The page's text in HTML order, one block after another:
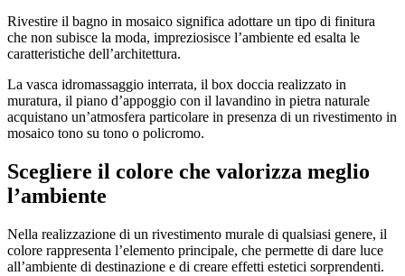
Rivestire il bagno in mosaico significa adottare un tipo di finitura
che non subisce la moda, impreziosisce l’ambiente ed esalta le
caratteristiche dell’architettura.
La vasca idromassaggio interrata, il box doccia realizzato in
muratura, il piano d’appoggio con il lavandino in pietra naturale
acquistano un’atmosfera particolare in presenza di un rivestimento in
mosaico tono su tono o policromo.
Scegliere il colore che valorizza meglio
l’ambiente
Nella realizzazione di un rivestimento murale di qualsiasi genere, il
colore rappresenta l’elemento principale, che permette di dare luce
all’ambiente di destinazione e di creare effetti estetici sorprendenti.